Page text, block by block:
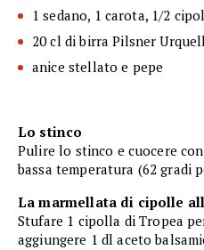
1 sedano, 1 carota, 1/2
20 cl di birra Pilsner Urquell
anice stellato e pepe
Lo stinco
Pulire lo stinco e cuocere
bassa temperatura (62 gradi
La marmellata di cipolle
Stufare 1 cipolla di Tropea
aggiungere 1 dl aceto